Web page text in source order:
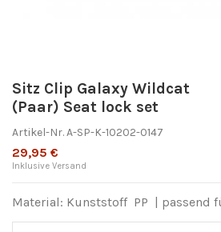
Sitz Clip Galaxy Wildcat
(Paar) Seat lock set
Artikel-Nr.A-SP-K-10202-0147
29,95 €
Inklusive Versand
Material: Kunststoff PP passend